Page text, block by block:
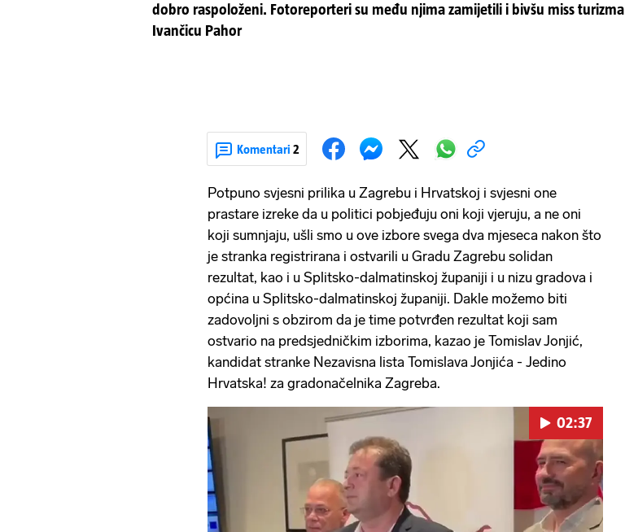
dobro raspoloženi. Fotoreporteri su među njima zamijetili i bivšu miss turizma
Ivančicu Pahor
Komentari 2
Potpuno svjesni prilika u Zagrebu i Hrvatskoj i svjesni one
prastare izreke da u politici pobjeđuju oni koji vjeruju, a ne oni
koji sumnjaju, ušli smo u ove izbore svega dva mjeseca nakon što
je stranka registrirana i ostvarili u Gradu Zagrebu solidan
rezultat, kao i u Splitsko-dalmatinskoj županiji i u nizu gradova i
općina u Splitsko-dalmatinskoj županiji. Dakle možemo biti
zadovoljni s obzirom da je time potvrđen rezultat koji sam
ostvario na predsjedničkim izborima, kazao je Tomislav Jonjić,
kandidat stranke Nezavisna lista Tomislava Jonjića - Jedino
Hrvatska! za gradonačelnika Zagreba.
02:37